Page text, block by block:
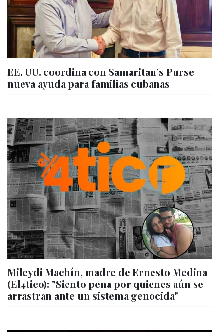
EE. UU. coordina con Samaritan’s Purse
nueva ayuda para familias cubanas
Mileydi Machín, madre de Ernesto Medina
(El4tico): "Siento pena por quienes aún se
arrastran ante un sistema genocida"